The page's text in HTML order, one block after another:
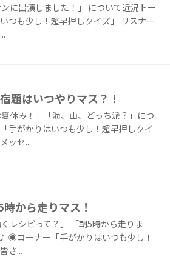
に出演しました！」 について近況トー
も少し！超早押しクイズ」 リスナー
題はいつやりマス？！
休み！」「海、山、どっち派？」につ
手がかりはいつも少し！超早押しクイ
ッセ...
から走りマス！
レシピって？」 「朝5時から走りま
◉コーナー「手がかりはいつも少し！
さ...